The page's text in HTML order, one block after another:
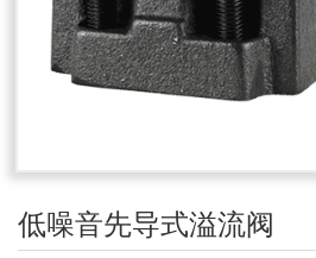
低噪音先导式溢流阀